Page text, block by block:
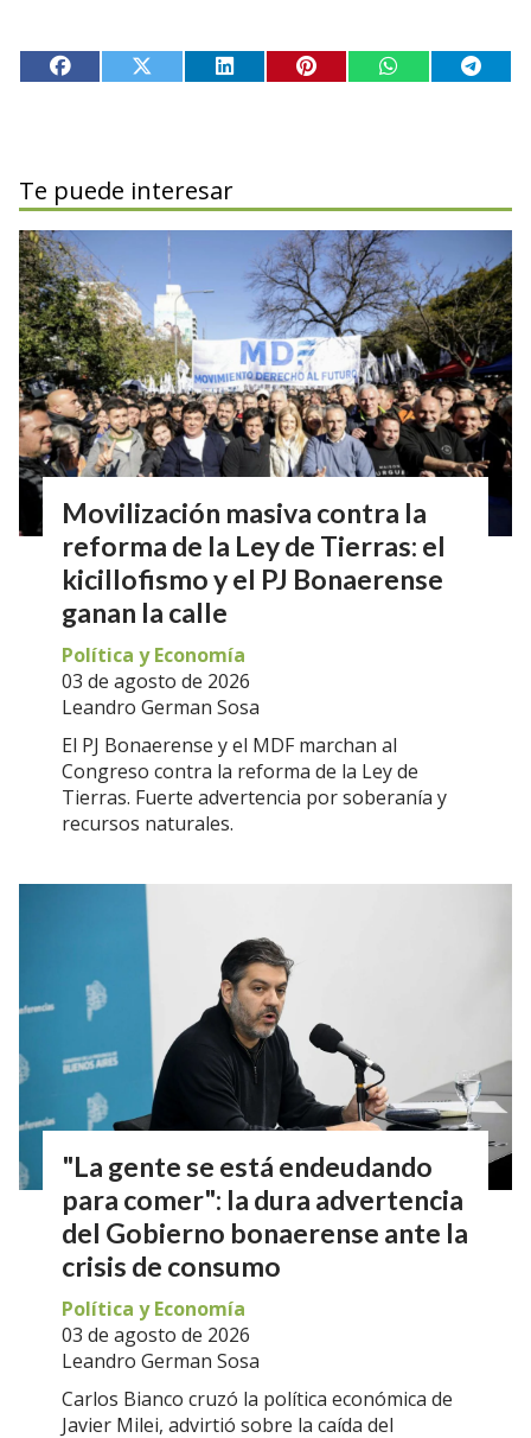
Te puede interesar
Movilización masiva contra la
reforma de la Ley de Tierras: el
kicillofismo y el PJ Bonaerense
ganan la calle
Leandro German Sosa
Política y Economía
03 de agosto de 2026
El PJ Bonaerense y el MDF marchan al
Congreso contra la reforma de la Ley de
Tierras. Fuerte advertencia por soberanía y
recursos naturales.
"La gente se está endeudando
para comer": la dura advertencia
del Gobierno bonaerense ante la
crisis de consumo
Leandro German Sosa
Política y Economía
03 de agosto de 2026
Carlos Bianco cruzó la política económica de
Javier Milei, advirtió sobre la caída del